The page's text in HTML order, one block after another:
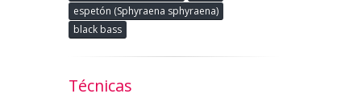
espetón (Sphyraena sphyraena)
black bass
Técnicas